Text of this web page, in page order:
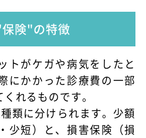
険"の特徴
トがケガや病気をしたと
にかかった診療費の一部
れるものです。
類に分けられます。少額
少短）と、損害保険（損